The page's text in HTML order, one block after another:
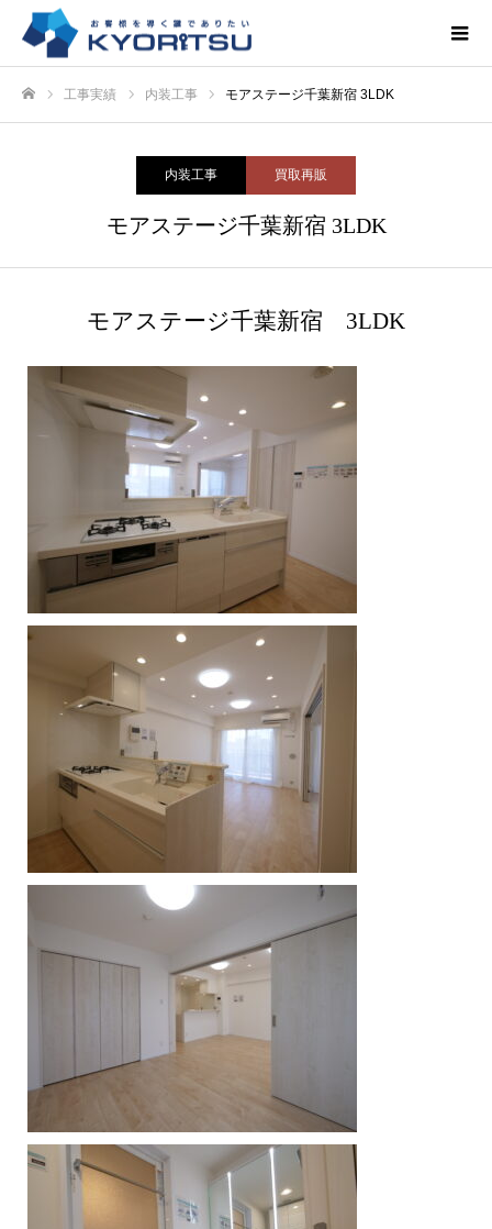
工事実績 内装工事 モアステージ千葉新宿 3LDK
内装工事 買取再販
モアステージ千葉新宿 3LDK
モアステージ千葉新宿 3LDK